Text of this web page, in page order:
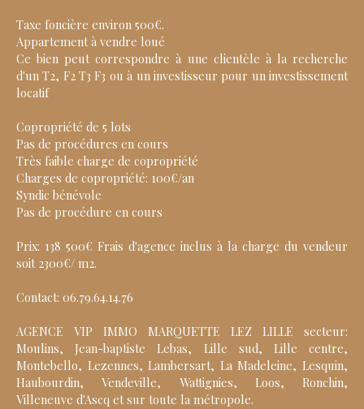
Taxe foncière environ 500€.
Appartement à vendre loué
Ce bien peut correspondre à une clientèle à la recherche
d'un T2, F2 T3 F3 ou à un investisseur pour un investissement
locatif
Copropriété de 5 lots
Pas de procédures en cours
Très faible charge de copropriété
Charges de copropriété: 100€/an
Syndic bénévole
Pas de procédure en cours
Prix: 138 500€ Frais d'agence inclus à la charge du vendeur
soit 2300€/ m2.
Contact: 06.79.64.14.76
AGENCE VIP IMMO MARQUETTE LEZ LILLE secteur:
Moulins, Jean-baptiste Lebas, Lille sud, Lille centre,
Montebello, Lezennes, Lambersart, La Madeleine, Lesquin,
Haubourdin, Vendeville, Wattignies, Loos, Ronchin,
Villeneuve d'Ascq et sur toute la métropole.